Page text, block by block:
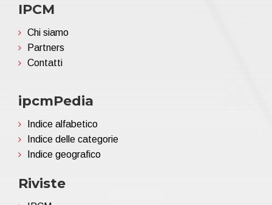
IPCM
Chi siamo
Partners
Contatti
ipcmPedia
Indice alfabetico
Indice delle categorie
Indice geografico
Riviste